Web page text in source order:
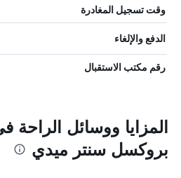
وقت تسجيل المغادرة
الدفع والإلغاء
رقم مكتب الاستقبال
المزايا ووسائل الراحة
بروكسل سنتر ميدي